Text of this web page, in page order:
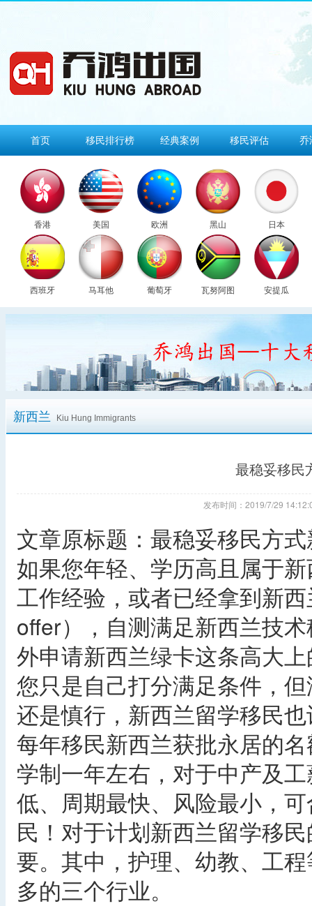
首页 移民排行榜 经典案例 移民评估 乔
香港 美国 欧洲 黑山 日本
西班牙 马耳他 葡萄牙 瓦努阿图 安提瓜
新西兰 Kiu Hung Immigrants
最稳妥移民
发布时间：2019/7/29
文章原标题：最稳妥移民方
如果您年轻、学历高且属于
工作经验，或者已经拿到新
offer），自测满足新西兰技
外申请新西兰绿卡这条高大
您只是自己打分满足条件，
还是慎行，新西兰留学移民
每年移民新西兰获批永居的
学制一年左右，对于中产及
低、周期最快、风险最小，
民！对于计划新西兰留学移
要。其中，护理、幼教、工
多的三个行业。